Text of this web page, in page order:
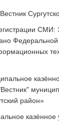
район»
казённое